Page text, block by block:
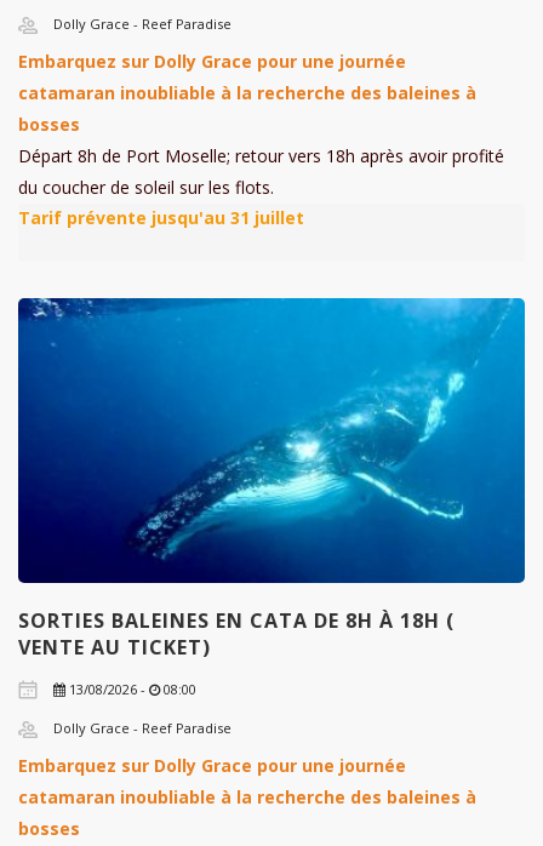
Dolly Grace - Reef Paradise
Embarquez sur Dolly Grace pour une journée
catamaran inoubliable à la recherche des baleines à
bosses
Départ 8h de Port Moselle; retour vers 18h après avoir profité
du coucher de soleil sur les flots.
SORTIES BALEINES EN CATA DE 8H À 18H (
VENTE AU TICKET)
13/08/2026 - 08:00
Dolly Grace - Reef Paradise
Embarquez sur Dolly Grace pour une journée
catamaran inoubliable à la recherche des baleines à
bosses